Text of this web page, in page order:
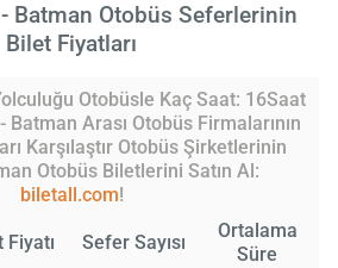
Batman Otobüs Seferlerinin
Bilet Fiyatları
Otobüsle Kaç Saat: 16Saat
Arası Otobüs Firmalarının
Karşılaştır Otobüs Şirketlerinin
Otobüs Biletlerini Satın Al:
biletall.com!
Fiyatı Sefer Sayısı
Ortalama
Süre